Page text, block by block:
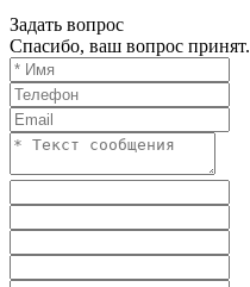
Задать вопрос
Спасибо, ваш вопрос принят.